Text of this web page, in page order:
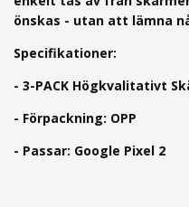
önskas - utan att lämna
Specifikationer:
- 3-PACK Högkvalitativt
- Förpackning: OPP
- Passar: Google Pixel 2